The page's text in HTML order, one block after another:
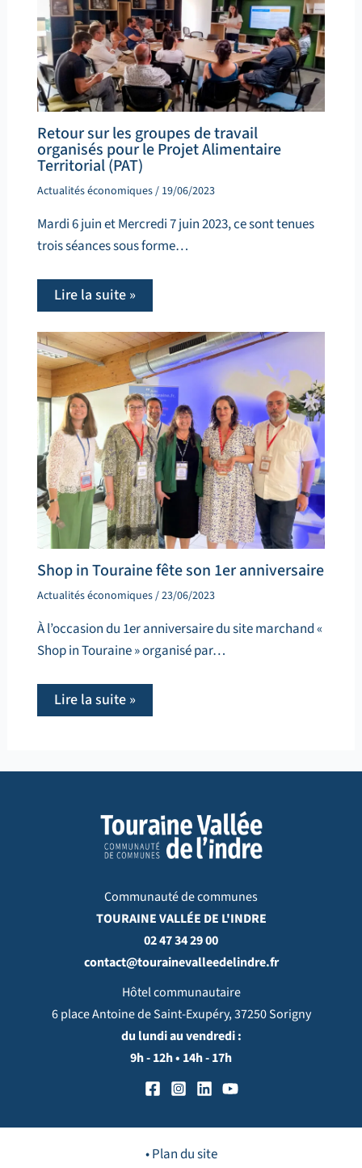
Retour sur les groupes de travail
organisés pour le Projet Alimentaire
Territorial (PAT)
Actualités économiques/ 19/06/2023
Mardi 6 juin et Mercredi 7 juin 2023, ce sont tenues
trois séances sous forme…
Lire la suite »
Shop in Touraine fête son 1er anniversaire
Actualités économiques/23/06/2023
À l’occasion du 1er anniversaire du site marchand «
Shop in Touraine » organisé par…
Lire la suite »
Communauté de communes
TOURAINE VALLÉE DE L'INDRE
02 47 34 29 00
contact@tourainevalleedelindre.fr
Hôtel communautaire
6 place Antoine de Saint-Exupéry, 37250 Sorigny
du lundi au vendredi :
9h - 12h • 14h - 17h
• Plan du site